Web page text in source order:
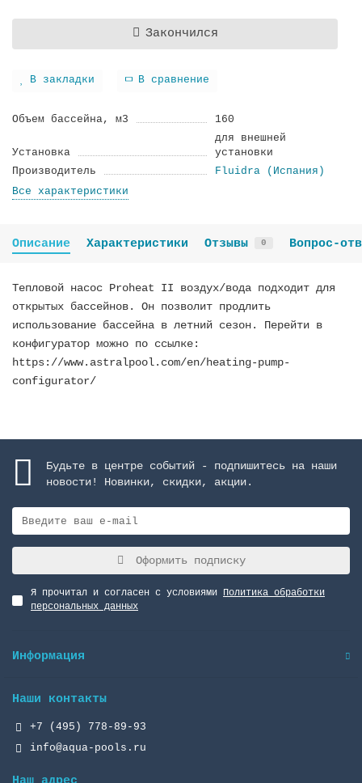
Закончился
В закладки В сравнение
Объем бассейна, м3 160
Установка
для внешней
установки
Производитель
Fluidra (Испания)
Все характеристики
Описание Характеристики Отзывы 0 Вопрос-
Тепловой насос Proheat II воздух/вода подходит для
открытых бассейнов. Он позволит продлить
использование бассейна в летний сезон. Перейти в
конфигуратор можно по ссылке:
https://www.astralpool.com/en/heating-pump-
configurator/
Будьте в центре событий - подпишитесь на наши
новости! Новинки, скидки, акции.
Оформить подписку
Я прочитал и согласен с условиями Политика обработки
персональных данных
Информация
Наши контакты
+7 (495) 778-89-93
info@aqua-pools.ru